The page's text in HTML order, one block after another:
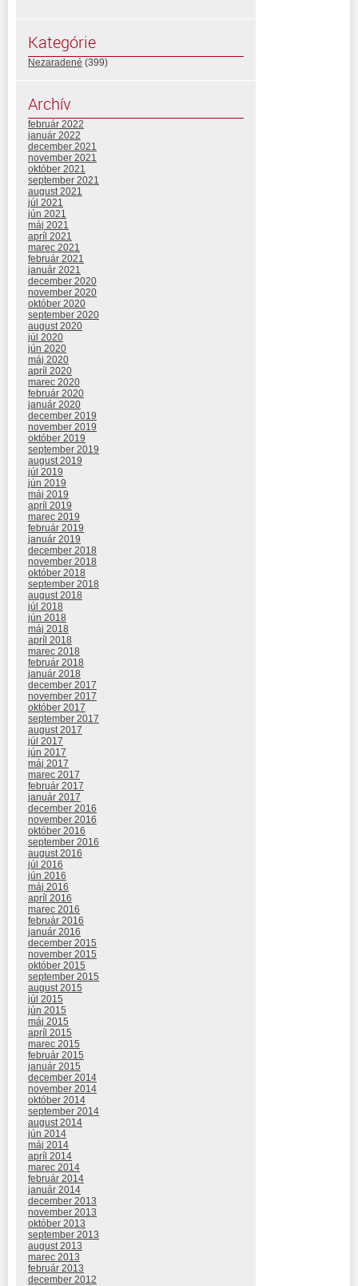
Kategórie
Nezaradené (399)
Archív
február 2022
január 2022
december 2021
november 2021
október 2021
september 2021
august 2021
júl 2021
jún 2021
máj 2021
apríl 2021
marec 2021
február 2021
január 2021
december 2020
november 2020
október 2020
september 2020
august 2020
júl 2020
jún 2020
máj 2020
apríl 2020
marec 2020
február 2020
január 2020
december 2019
november 2019
október 2019
september 2019
august 2019
júl 2019
jún 2019
máj 2019
apríl 2019
marec 2019
február 2019
január 2019
december 2018
november 2018
október 2018
september 2018
august 2018
júl 2018
jún 2018
máj 2018
apríl 2018
marec 2018
február 2018
január 2018
december 2017
november 2017
október 2017
september 2017
august 2017
júl 2017
jún 2017
máj 2017
marec 2017
február 2017
január 2017
december 2016
november 2016
október 2016
september 2016
august 2016
júl 2016
jún 2016
máj 2016
apríl 2016
marec 2016
február 2016
január 2016
december 2015
november 2015
október 2015
september 2015
august 2015
júl 2015
jún 2015
máj 2015
apríl 2015
marec 2015
február 2015
január 2015
december 2014
november 2014
október 2014
september 2014
august 2014
jún 2014
máj 2014
apríl 2014
marec 2014
február 2014
január 2014
december 2013
november 2013
október 2013
september 2013
august 2013
marec 2013
február 2013
december 2012